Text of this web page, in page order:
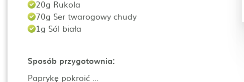
20g Rukola
70g Ser twarogowy chudy
1g Sól biała
Sposób przygotownia:
Paprykę pokroić ...